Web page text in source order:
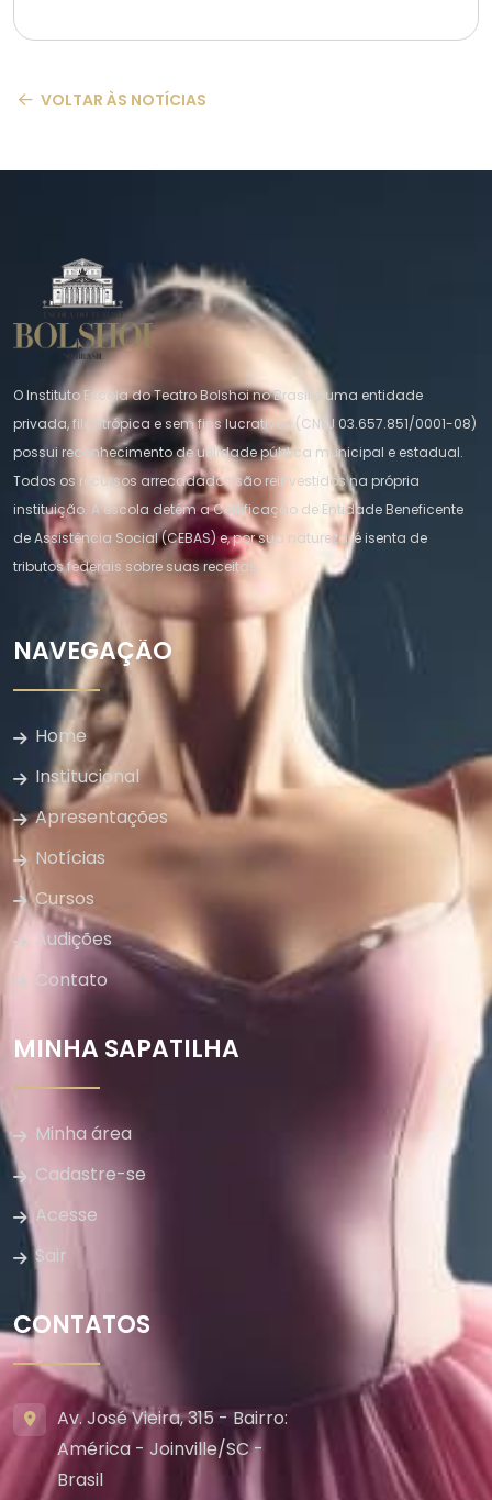
VOLTAR ÀS NOTÍCIAS
O Instituto Escola do Teatro Bolshoi no Brasil é uma entidade
privada, filantrópica e sem fins lucrativos (CNPJ 03.657.851/0001-08)
possui reconhecimento de utilidade pública municipal e estadual.
Todos os recursos arrecadados são reinvestidos na própria
instituição. A escola detém a Certificação de Entidade Beneficente
de Assistência Social (CEBAS) e, por sua natureza, é isenta de
tributos federais sobre suas receitas.
NAVEGAÇÃO
Home
Institucional
Apresentações
Notícias
Cursos
Audições
Contato
MINHA SAPATILHA
Minha área
Cadastre-se
Acesse
Sair
CONTATOS
Av. José Vieira, 315 - Bairro:
América - Joinville/SC -
Brasil